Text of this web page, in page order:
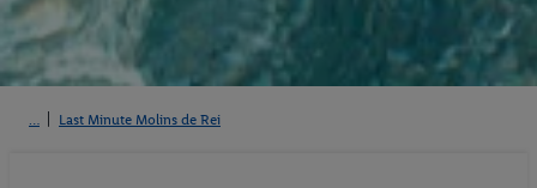
Last Minute Molins de Rei